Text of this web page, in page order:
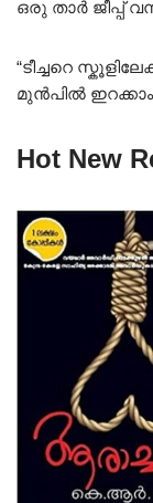
ഒരു താർ ജീപ്പ്
“ടീച്ചറെ
മുൻപിൽ ഇറക്കാം
Hot New